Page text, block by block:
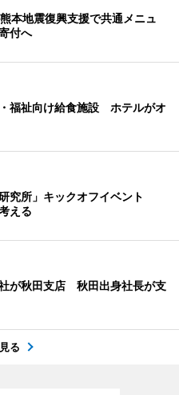
本地震復興支援で共通メニュ
付へ
福祉向け給食施設 ホテルがオ
究所」キックオフイベント
える
が秋田支店 秋田出身社長が支
る